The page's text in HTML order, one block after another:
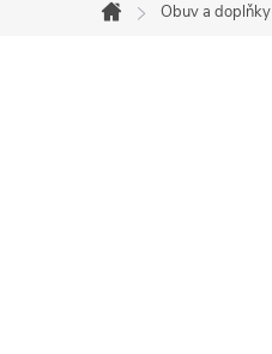
Domů
Obuv a doplňky